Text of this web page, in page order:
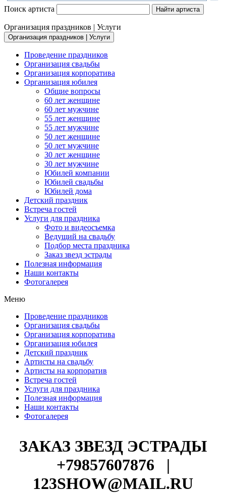
Поиск артиста
Организация праздников | Услуги
Организация праздников | Услуги
Проведение праздников
Организация свадьбы
Организация корпоратива
Организация юбилея
Общие вопросы
60 лет женщине
60 лет мужчине
55 лет женщине
55 лет мужчине
50 лет женщине
50 лет мужчине
30 лет женщине
30 лет мужчине
Юбилей компании
Юбилей свадьбы
Юбилей дома
Детский праздник
Встреча гостей
Услуги для праздника
Фото и видеосъемка
Ведущий на свадьбу
Подбор места праздника
Заказ звезд эстрады
Полезная информация
Наши контакты
Фотогалерея
Меню
Проведение праздников
Организация свадьбы
Организация корпоратива
Организация юбилея
Детский праздник
Артисты на свадьбу
Артисты на корпоратив
Встреча гостей
Услуги для праздника
Полезная информация
Наши контакты
Фотогалерея
ЗАКАЗ ЗВЕЗД ЭСТРАДЫ
+79857607876
|
123SHOW@MAIL.RU